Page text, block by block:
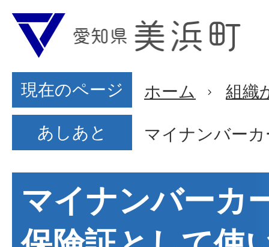
現在のページ ホーム 組織
あしあと マイナンバー
マイナンバーカ